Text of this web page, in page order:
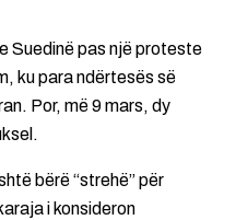
Suedinë pas një proteste
ku para ndërtesës së
Por, më 9 mars, dy
bërë “strehë” për
i konsideron